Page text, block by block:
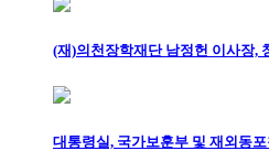
(재)의천장학재단 남정헌 이사장,
대통령실, 국가보훈부 및 재외동